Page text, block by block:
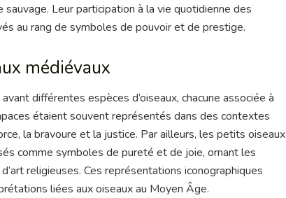
sauvage. Leur participation à la vie quotidienne des
au rang de symboles de pouvoir et de prestige.
médiévaux
différentes espèces d’oiseaux, chacune associée à
étaient souvent représentés dans des contextes
la bravoure et la justice. Par ailleurs, les petits oiseaux
comme symboles de pureté et de joie, ornant les
religieuses. Ces représentations iconographiques
liées aux oiseaux au Moyen Âge.